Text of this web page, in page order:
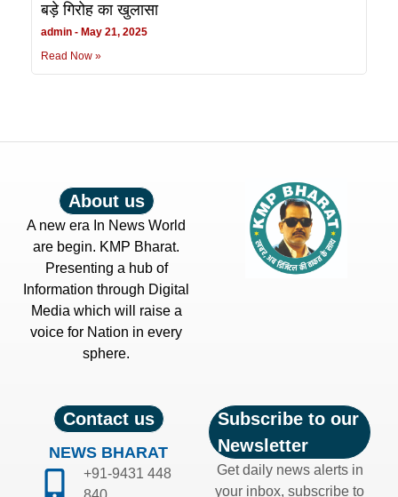
बड़े गिरोह का खुलासा
admin
May 21, 2025
Read Now »
About us
A new era In News World
are begin. KMP Bharat.
Presenting a hub of
Information through Digital
Media which will raise a
voice for Nation in every
sphere.
Contact us
NEWS BHARAT
+91-9431 448
Subscribe to our
Newsletter
Get daily news alerts in
your inbox, subscribe to